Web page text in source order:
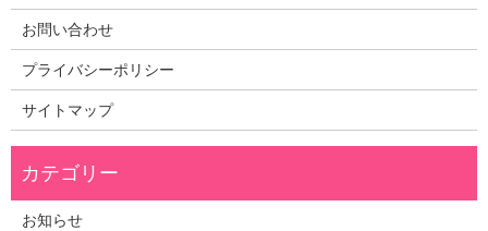
お問い合わせ
プライバシーポリシー
サイトマップ
お知らせ